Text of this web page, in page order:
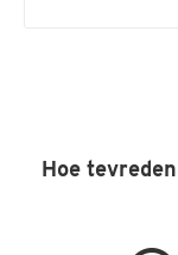
Hoe